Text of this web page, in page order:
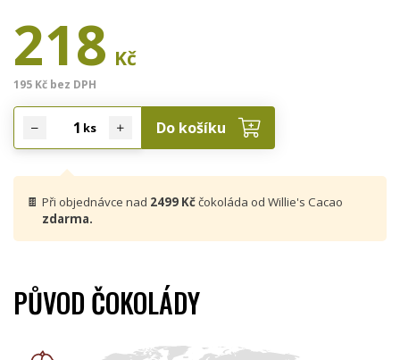
218 Kč
195 Kč bez DPH
ks Do košíku
🍫 Při objednávce nad 2499 Kččokoláda od Willie's Cacao
zdarma.
PŮVOD ČOKOLÁDY